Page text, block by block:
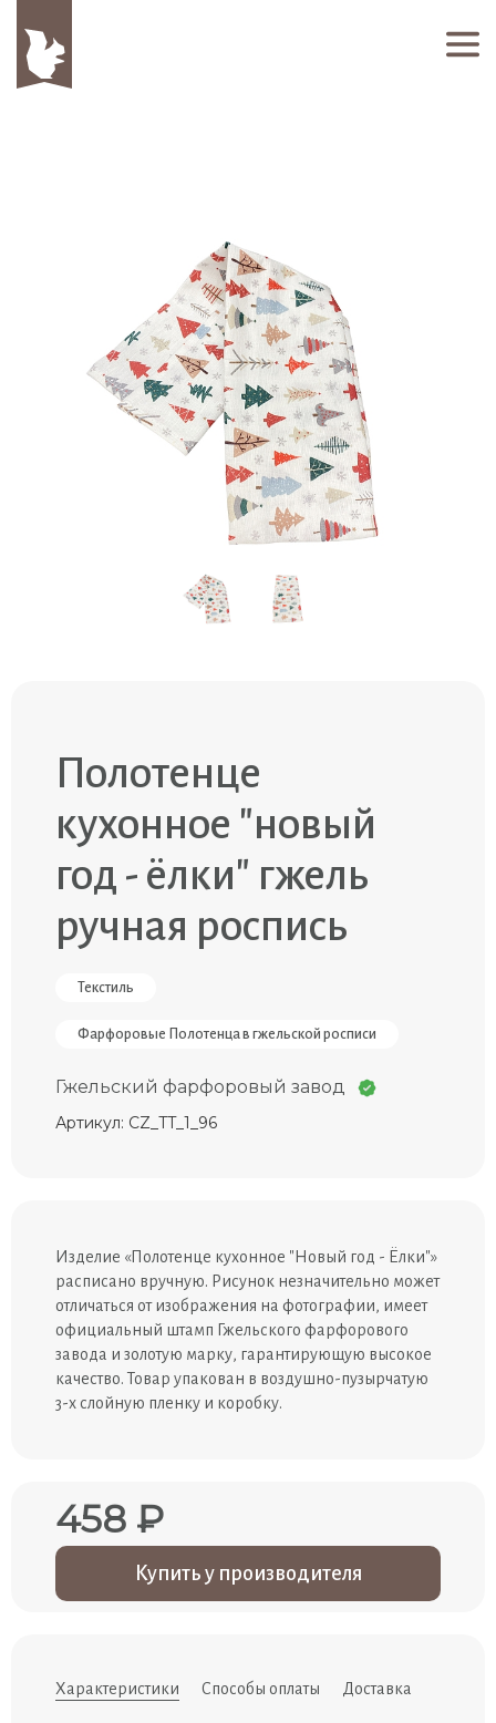
Полотенце
кухонное "новый
год - ёлки" гжель
ручная роспись
Текстиль
Фарфоровые Полотенца в гжельской росписи
Гжельский фарфоровый завод
Артикул: CZ_TT_1_96
Изделие «Полотенце кухонное "Новый год - Ёлки"»
расписано вручную. Рисунок незначительно может
отличаться от изображения на фотографии, имеет
официальный штамп Гжельского фарфорового
завода и золотую марку, гарантирующую высокое
качество. Товар упакован в воздушно-пузырчатую
3-х слойную пленку и коробку.
458 ₽
Купить у производителя
Характеристики Способы оплаты Доставка